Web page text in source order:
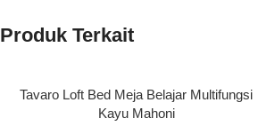
Produk Terkait
Tavaro Loft Bed Meja Belajar Multifungsi
Kayu Mahoni